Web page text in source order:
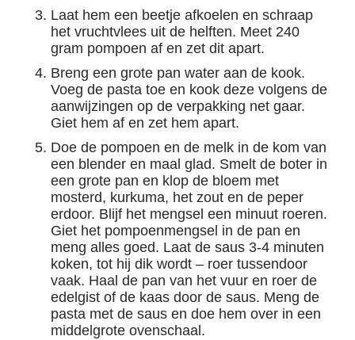
Laat hem een beetje afkoelen en schraap
het vruchtvlees uit de helften. Meet 240
gram pompoen af en zet dit apart.
Breng een grote pan water aan de kook.
Voeg de pasta toe en kook deze volgens de
aanwijzingen op de verpakking net gaar.
Giet hem af en zet hem apart.
Doe de pompoen en de melk in de kom van
een blender en maal glad. Smelt de boter in
een grote pan en klop de bloem met
mosterd, kurkuma, het zout en de peper
erdoor. Blijf het mengsel een minuut roeren.
Giet het pompoenmengsel in de pan en
meng alles goed. Laat de saus 3-4 minuten
koken, tot hij dik wordt – roer tussendoor
vaak. Haal de pan van het vuur en roer de
edelgist of de kaas door de saus. Meng de
pasta met de saus en doe hem over in een
middelgrote ovenschaal.